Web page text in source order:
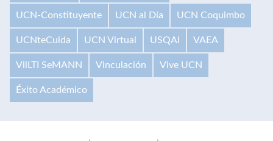
UCN-Constituyente UCN al Día UCN Coquimbo
UCNteCuida UCN Virtual USQAI VAEA
VilLTI SeMANN Vinculación Vive UCN
Éxito Académico